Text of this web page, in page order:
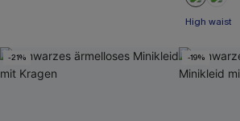
High waist
-21% -19%